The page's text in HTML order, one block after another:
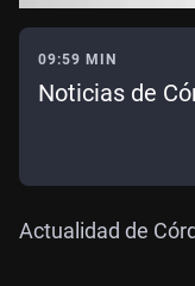
09:59 MIN
Noticias de
Actualidad de